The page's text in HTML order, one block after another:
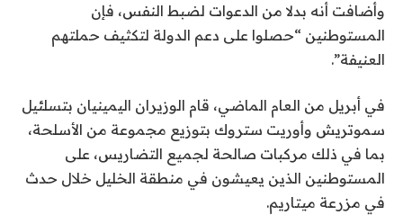
وأضافت أنه بدلا من الدعوات لضبط النفس، فإن
المستوطنين “حصلوا على دعم الدولة لتكثيف حملتهم
العنيفة”.
في أبريل من العام الماضي، قام الوزيران اليمينيان بتسلئيل
سموتريش وأوريت ستروك بتوزيع مجموعة من الأسلحة،
بما في ذلك مركبات صالحة لجميع التضاريس، على
المستوطنين الذين يعيشون في منطقة الخليل خلال حدث
في مزرعة ميتاريم.